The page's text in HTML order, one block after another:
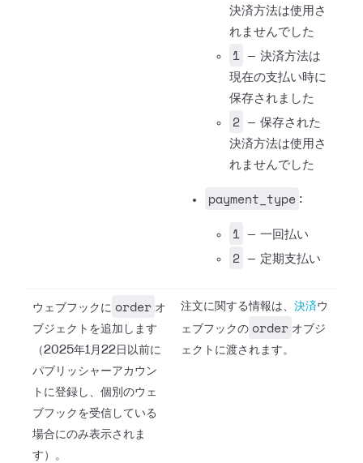
決済方法は使用さ
れませんでした
1
— 決済方法は
現在の支払い時に
保存されました
2
— 保存された
決済方法は使用さ
れませんでした
payment_type :
1 — 一回払い
2 — 定期支払い
ウェブフックに order オ
ブジェクトを追加します
（2025年1月22日以前に
パブリッシャーアカウン
トに登録し、個別のウェ
ブフックを受信している
場合にのみ表示されま
す）。
注文に関する情報は、 決済ウ
ェブフックの order オブジ
ェクトに渡されます。